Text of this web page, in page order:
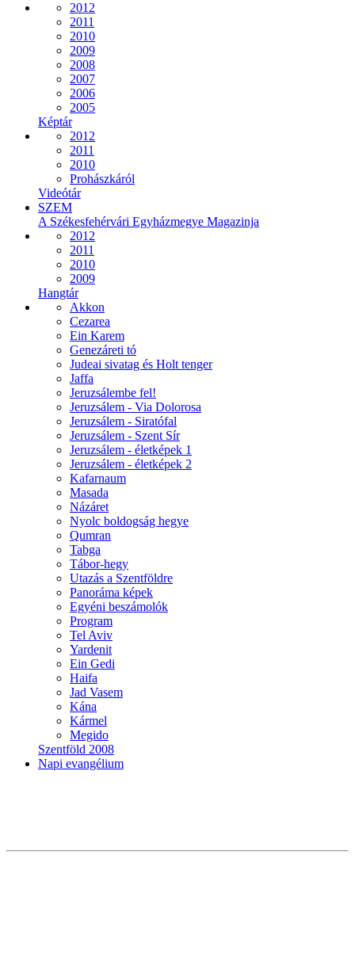
2012
2011
2010
2009
2008
2007
2006
2005
Képtár
2012
2011
2010
Prohászkáról
Videótár
SZEM
A Székesfehérvári Egyházmegye Magazinja
2012
2011
2010
2009
Hangtár
Akkon
Cezarea
Ein Karem
Genezáreti tó
Judeai sivatag és Holt tenger
Jaffa
Jeruzsálembe fel!
Jeruzsálem - Via Dolorosa
Jeruzsálem - Siratófal
Jeruzsálem - Szent Sír
Jeruzsálem - életképek 1
Jeruzsálem - életképek 2
Kafarnaum
Masada
Názáret
Nyolc boldogság hegye
Qumran
Tabga
Tábor-hegy
Utazás a Szentföldre
Panoráma képek
Egyéni beszámolók
Program
Tel Aviv
Yardenit
Ein Gedi
Haifa
Jad Vasem
Kána
Kármel
Megido
Szentföld 2008
Napi evangélium